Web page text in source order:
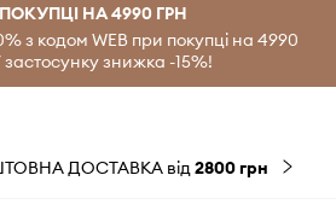
НА 4990 ГРН
з кодом WEB при покупці на 4990
застосунку знижка -15%!
ДОСТАВКА від2800 грн